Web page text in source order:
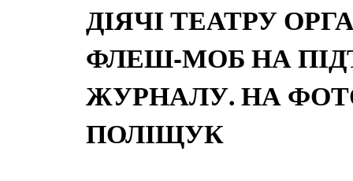
ДІЯЧІ ТЕАТРУ
ФЛЕШ-МОБ НА
ЖУРНАЛУ. НА
ПОЛІЩУК